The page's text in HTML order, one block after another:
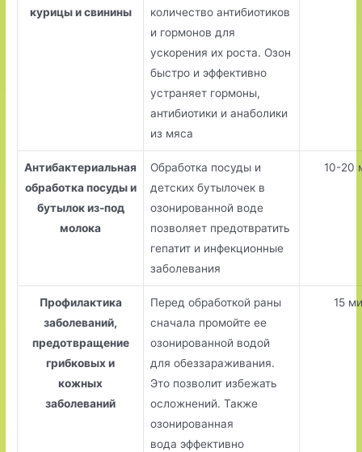
курицы и свинины
количество антибиотиков
и гормонов для
ускорения их роста. Озон
быстро и эффективно
устраняет гормоны,
антибиотики и анаболики
из мяса
Антибактериальная
обработка посуды и
бутылок из-под
молока
Обработка посуды и
детских бутылочек в
озонированной воде
позволяет предотвратить
гепатит и инфекционные
заболевания
10-20
Профилактика
заболеваний,
предотвращение
грибковых и
кожных
заболеваний
Перед обработкой раны
сначала промойте ее
озонированной водой
для обеззараживания.
Это позволит избежать
осложнений. Также
озонированная
вода эффективно
15